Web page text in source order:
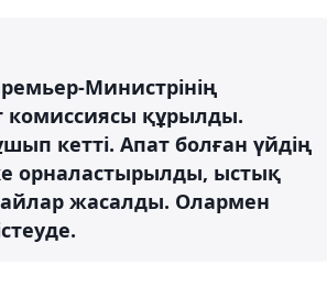
Министрінің
комиссиясы құрылды.
кетті. Апат болған үйдің
орналастырылды, ыстық
жасалды. Олармен